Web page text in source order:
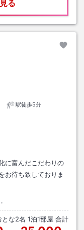
る
駅徒歩5分
に富んだこだわりの
お待ち致しておりま
とな2名 1泊1部屋 合計